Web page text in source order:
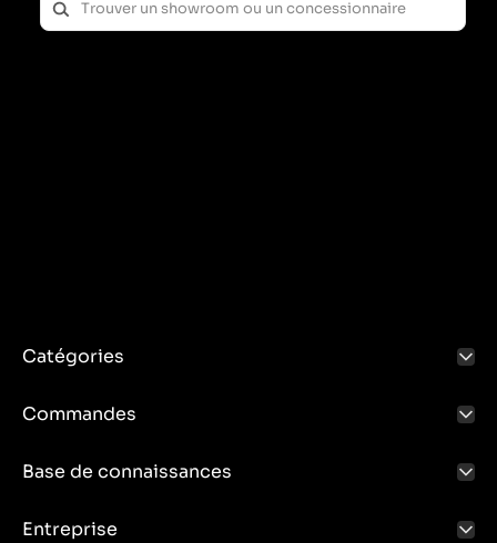
Catégories
Commandes
Base de connaissances
Entreprise